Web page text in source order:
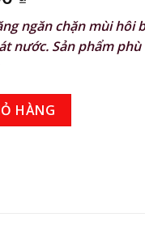
₫.
hiện
tại
là:
ngăn chặn mùi hôi
nước. Sản phẩm phù
HÀNG